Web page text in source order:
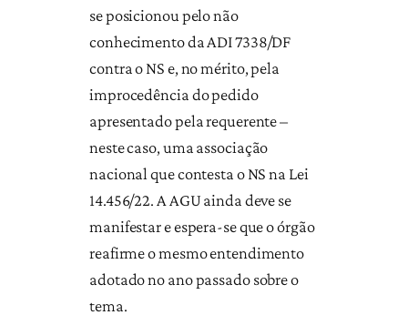
se posicionou pelo não
conhecimento da ADI 7338/DF
contra o NS e, no mérito, pela
improcedência do pedido
apresentado pela requerente –
neste caso, uma associação
nacional que contesta o NS na Lei
14.456/22. A AGU ainda deve se
manifestar e espera-se que o órgão
reafirme o mesmo entendimento
adotado no ano passado sobre o
tema.